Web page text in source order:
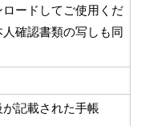
ードしてご使用くだ
確認書類の写しも同
記載された手帳